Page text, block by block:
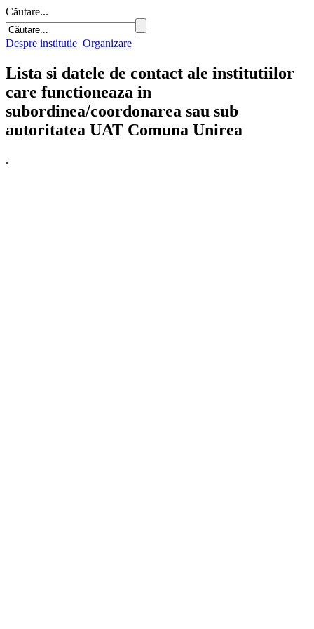
Căutare...
Despre institutie Organizare
Lista si datele de contact ale institutiilor
care functioneaza in
subordinea/coordonarea sau sub
autoritatea UAT Comuna Unirea
.